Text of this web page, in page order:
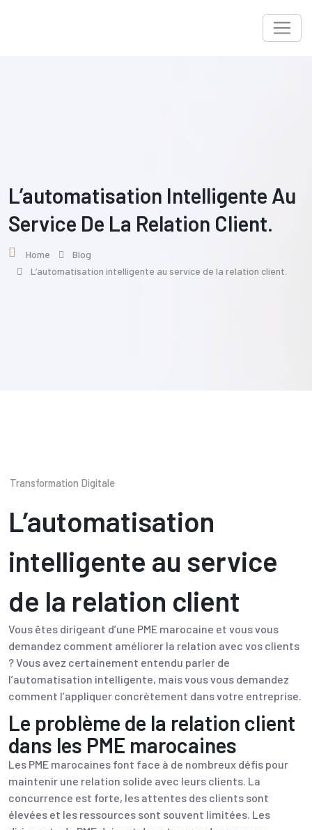
L’automatisation Intelligente Au
Service De La Relation Client.
Home
Blog
L’automatisation intelligente au service de la relation client.
Transformation Digitale
L’automatisation
intelligente au service
de la relation client
Vous êtes dirigeant d’une PME marocaine et vous vous
demandez comment améliorer la relation avec vos clients
? Vous avez certainement entendu parler de
l’automatisation intelligente, mais vous vous demandez
comment l’appliquer concrètement dans votre entreprise.
Le problème de la relation client
dans les PME marocaines
Les PME marocaines font face à de nombreux défis pour
maintenir une relation solide avec leurs clients. La
concurrence est forte, les attentes des clients sont
élevées et les ressources sont souvent limitées. Les